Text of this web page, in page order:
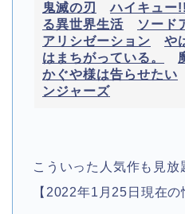
鬼滅の刃 ハイキュー!!
る異世界生活
ソード
アリシゼーション
や
はまちがっている。
かぐや様は告らせたい
ンジャーズ
こういった人気作も見放
【2022年1月25日現在の